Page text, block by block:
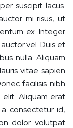
suscipit lacus.
mi risus, ut
ex. Integer
vel. Duis et
nulla. Aliquam
vitae sapien
facilisis nibh
Aliquam erat
consectetur id,
dolor volutpat